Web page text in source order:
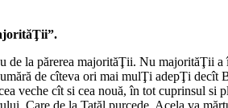
de la părerea majorităŢii. Nu
de cîteva ori mai mulŢi adepŢi decît
veche cît si cea nouă, în tot cuprinsul
Care de la Tatăl purcede, Acela va